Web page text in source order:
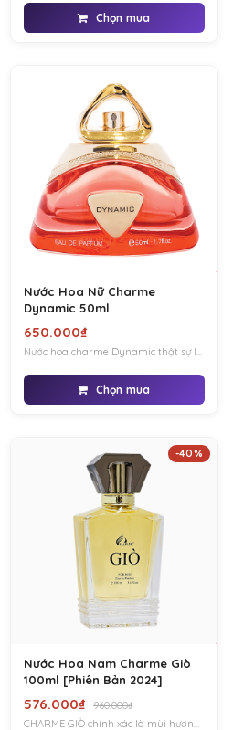
phong độ chuẩn men
Chọn mua
Nước Hoa Nữ Charme
Dynamic 50ml
650.000₫
Nước hoa charme Dynamic thật sự là
cô gái nào yêu thích sự tự do và yên
bình trong tâm hồn.Chọn mua
-40%
Nước Hoa Nam Charme Giò
100ml [Phiên Bản 2024]
576.000₫
960.000₫
CHARME GIÒ chính xác là mùi hương